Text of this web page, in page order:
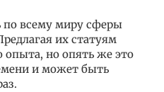
всему миру сферы
их статуям
но опять же это
и может быть